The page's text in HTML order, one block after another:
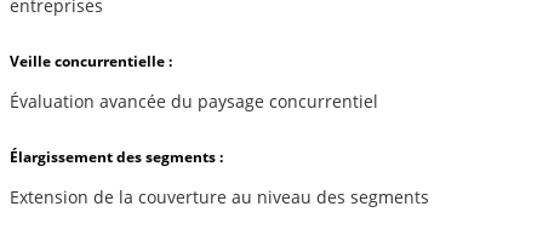
entreprises
Veille concurrentielle :
Évaluation avancée du paysage concurrentiel
Élargissement des segments :
Extension de la couverture au niveau des segments